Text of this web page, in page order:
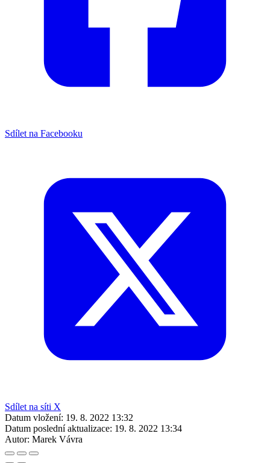
Sdílet na Facebooku
Sdílet na síti X
Datum vložení: 19. 8. 2022 13:32
Datum poslední aktualizace: 19. 8. 2022 13:34
Autor: Marek Vávra